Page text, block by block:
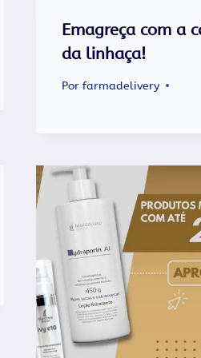
Emagreça com a
da linhaça!
Por farmadelivery